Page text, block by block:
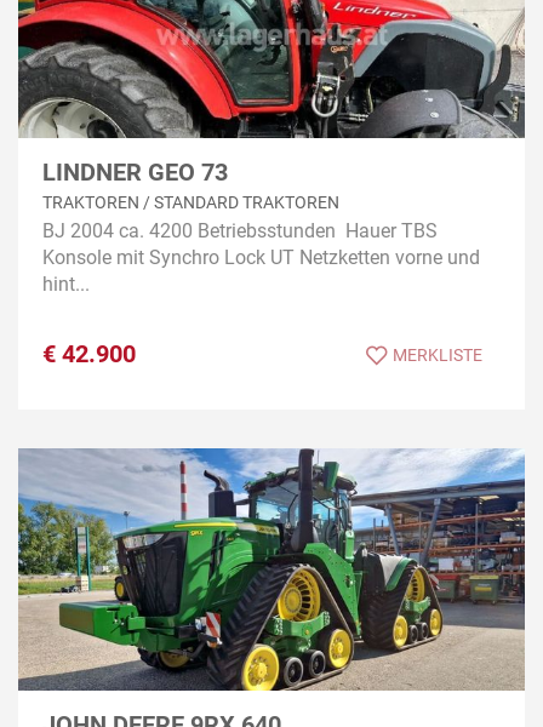
LINDNER GEO 73
TRAKTOREN / STANDARD TRAKTOREN
BJ 2004 ca. 4200 Betriebsstunden Hauer TBS
Konsole mit Synchro Lock UT Netzketten vorne und
hint...
€ 42.900 MERKLISTE